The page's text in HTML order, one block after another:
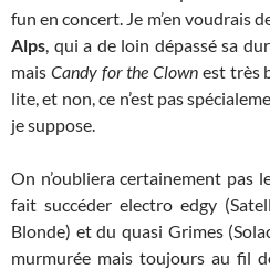
fun en concert. Je m’en voudrais
Alps, qui a de loin dépassé sa
mais Candy for the Clown est très
lite, et non, ce n’est pas
je suppose.
On n’oubliera certainement pas
fait succéder electro edgy
Blonde) et du quasi Grimes
murmurée mais toujours au fil